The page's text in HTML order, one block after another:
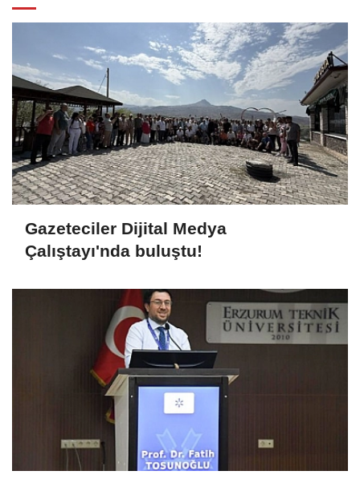
Gazeteciler Dijital Medya
Çalıştayı'nda buluştu!